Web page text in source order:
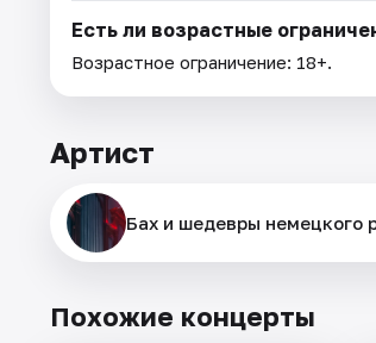
Есть ли возрастные
Возрастное ограничение: 18+.
Артист
Бах и шедевры немецкого
Похожие концерты